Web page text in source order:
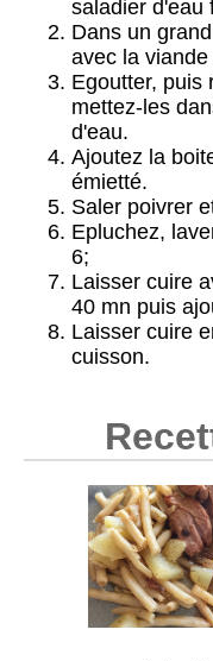
saladier d'eau
Dans un
avec la
Egoutter, puis
mettez-les
d'eau.
Ajoutez la
émietté.
Saler poivrer
Epluchez,
6;
Laisser cuire
40 mn puis
Laisser cuire
cuisson.